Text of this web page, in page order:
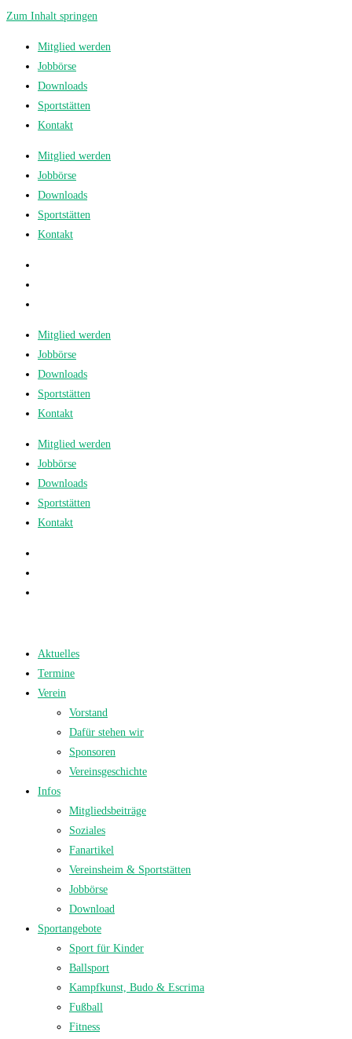
Zum Inhalt springen
Mitglied werden
Jobbörse
Downloads
Sportstätten
Kontakt
Mitglied werden
Jobbörse
Downloads
Sportstätten
Kontakt
Mitglied werden
Jobbörse
Downloads
Sportstätten
Kontakt
Mitglied werden
Jobbörse
Downloads
Sportstätten
Kontakt
Aktuelles
Termine
Verein
Vorstand
Dafür stehen wir
Sponsoren
Vereinsgeschichte
Infos
Mitgliedsbeiträge
Soziales
Fanartikel
Vereinsheim & Sportstätten
Jobbörse
Download
Sportangebote
Sport für Kinder
Ballsport
Kampfkunst, Budo & Escrima
Fußball
Fitness